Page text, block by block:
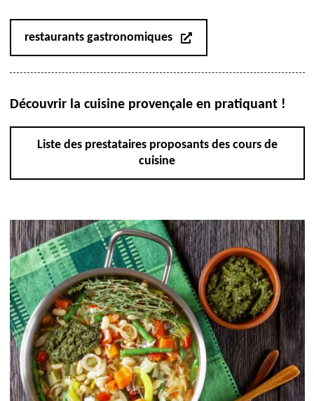
restaurants gastronomiques
Découvrir la cuisine provençale en pratiquant !
Liste des prestataires proposants des cours de
cuisine